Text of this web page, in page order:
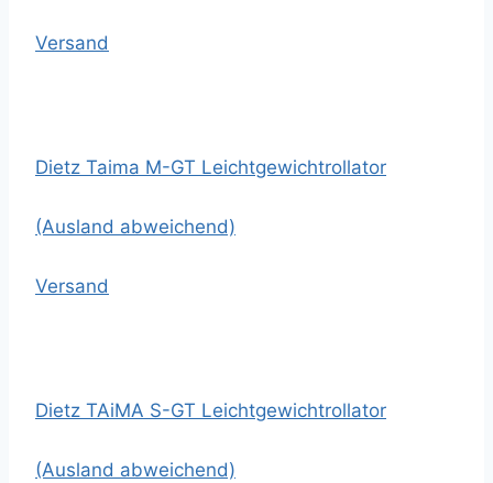
Versand
Dietz Taima M-GT Leichtgewichtrollator
(Ausland abweichend)
Versand
Dietz TAiMA S-GT Leichtgewichtrollator
(Ausland abweichend)